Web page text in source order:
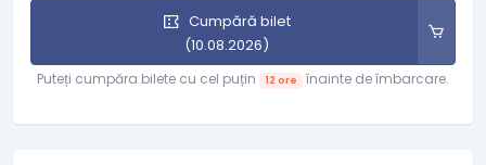
Cumpără bilet
(10.08.2026)
Puteți cumpăra bilete cu cel puțin 12 ore înainte de îmbarcare.